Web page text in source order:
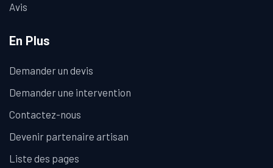
Avis
En Plus
Demander un devis
Demander une intervention
Contactez-nous
Devenir partenaire artisan
Liste des pages